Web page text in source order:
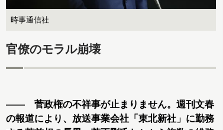
時事通信社
官僚のモラル崩壊
―― 菅政権の不祥事が止まりません。週刊文春
の報道により、放送事業会社「東北新社」に勤務